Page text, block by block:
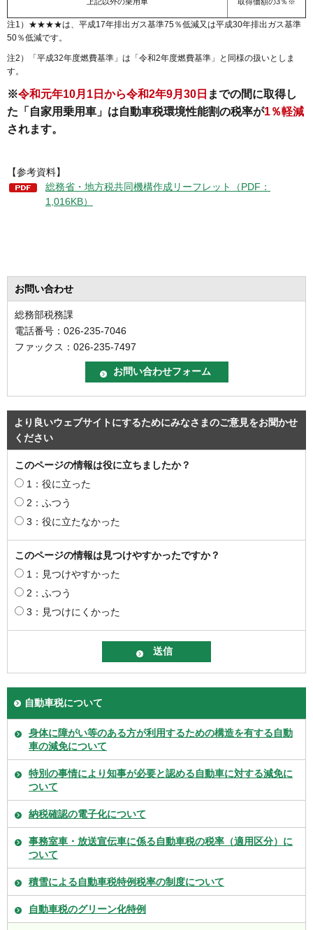
注1）★★★★は、平成17年排出ガス基準75％低減又は平成30年排出ガス基準
50％低減です。
注2）「平成32年度燃費基準」は「令和2年度燃費基準」と同様の扱いとしま
す。
※令和元年10月1日から令和2年9月30日 までの間に取得し
た「自家用乗用車」は自動車税環境性能割の税率が1％軽減
されます。
【参考資料】
総務省・地方税共同機構作成リーフレット（PDF：
1,016KB）
お問い合わせ
総務部税務課
電話番号：026-235-7046
ファックス：026-235-7497
より良いウェブサイトにするためにみなさまのご意見をお聞かせ
ください
このページの情報は役に立ちましたか？
1：役に立った
2：ふつう
3：役に立たなかった
このページの情報は見つけやすかったですか？
1：見つけやすかった
2：ふつう
3：見つけにくかった
自動車税について
身体に障がい等のある方が利用するための構造を有する自動
車の減免について
特別の事情により知事が必要と認める自動車に対する減免に
ついて
納税確認の電子化について
事務室車・放送宣伝車に係る自動車税の税率（適用区分）に
ついて
積雪による自動車税特例税率の制度について
自動車税のグリーン化特例